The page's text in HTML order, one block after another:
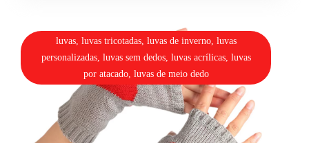
luvas, luvas tricotadas, luvas de inverno, luvas
personalizadas, luvas sem dedos, luvas acrílicas, luvas
por atacado, luvas de meio dedo